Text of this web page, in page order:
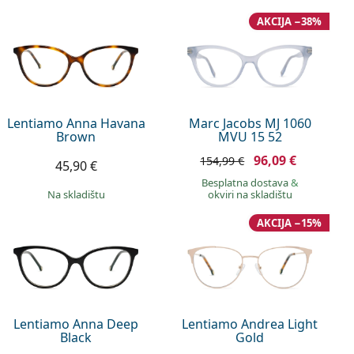
Lentiamo Anna Havana
Brown
45,90 €
na skladištu
Marc Jacobs MJ 1060
MVU 15 52
AKCIJA −38%
154,99 € 96,09 €
Besplatna dostava&
okviri na skladištu
Lentiamo Anna Deep
Black
Lentiamo Andrea Light
Gold
AKCIJA −15%